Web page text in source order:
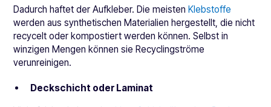
Dadurch haftet der Aufkleber. Die meistenKlebstoffe
werden aus synthetischen Materialien hergestellt, die nicht
recycelt oder kompostiert werden können. Selbst in
winzigen Mengen können sie Recyclingströme
verunreinigen.
Deckschicht oder Laminat